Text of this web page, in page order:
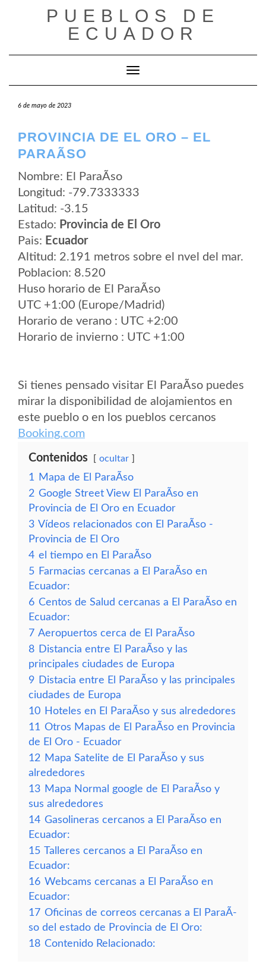
PUEBLOS DE
ECUADOR
Cambiar modo de navegación
6 de mayo de 2023
PROVINCIA DE EL ORO – EL
PARAÃ­SO
Nombre: El ParaÃ­so
Longitud: -79.7333333
Latitud: -3.15
Estado: Provincia de El Oro
Pais: Ecuador
Altitud: 2.191 metros sobre el nvel del mar.
Poblacion: 8.520
Huso horario de El ParaÃ­so
UTC +1:00 (Europe/Madrid)
Horario de verano : UTC +2:00
Horario de invierno : UTC +1:00
Si tienes pensado visitar El ParaÃ­so puedes
mirar la disponibilidad de alojamientos en
este pueblo o en los pueblos cercanos
Booking.com
Contenidos ocultar
1
Mapa de El ParaÃ­so
2 Google Street View El ParaÃ­so en
Provincia de El Oro en Ecuador
3 Vídeos relacionados con El ParaÃ­so -
Provincia de El Oro
4 el tiempo en El ParaÃ­so
5 Farmacias cercanas a El ParaÃ­so en
Ecuador:
6 Centos de Salud cercanas a El ParaÃ­so en
Ecuador:
7 Aeropuertos cerca de El ParaÃ­so
8 Distancia entre El ParaÃ­so y las
principales ciudades de Europa
9 Distacia entre El ParaÃ­so y las principales
ciudades de Europa
10 Hoteles en El ParaÃ­so y sus alrededores
11 Otros Mapas de El ParaÃ­so en Provincia
de El Oro - Ecuador
12 Mapa Satelite de El ParaÃ­so y sus
alrededores
13 Mapa Normal google de El ParaÃ­so y
sus alrededores
14 Gasolineras cercanos a El ParaÃ­so en
Ecuador:
15 Talleres cercanos a El ParaÃ­so en
Ecuador:
16 Webcams cercanas a El ParaÃ­so en
Ecuador:
17 Oficinas de correos cercanas a El ParaÃ­
so del estado de Provincia de El Oro:
18 Contenido Relacionado: